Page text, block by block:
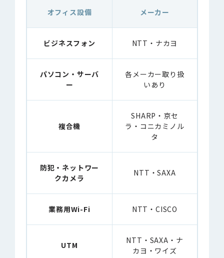
オフィス設備 メーカー
ビジネスフォン NTT・ナカヨ
パソコン・サーバ
ー
各メーカー取り扱
いあり
複合機
SHARP・京セ
ラ・コニカミノル
タ
防犯・ネットワー
クカメラ
NTT・SAXA
業務用Wi-Fi NTT・CISCO
UTM
NTT・SAXA・ナ
カヨ・ワイズ